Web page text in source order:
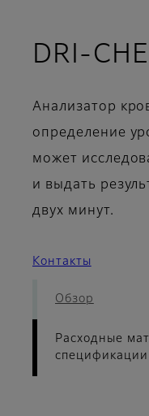
DRI-
Анализатор
определение
может
и выдать
двух минут.
Контакты
Обзор
Расходные
спецификации